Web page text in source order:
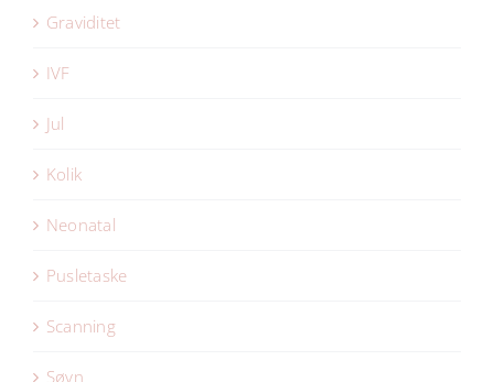
Graviditet
IVF
Jul
Kolik
Neonatal
Pusletaske
Scanning
Søvn